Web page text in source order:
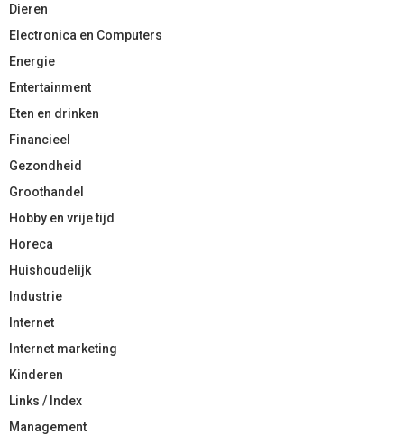
Dieren
Electronica en Computers
Energie
Entertainment
Eten en drinken
Financieel
Gezondheid
Groothandel
Hobby en vrije tijd
Horeca
Huishoudelijk
Industrie
Internet
Internet marketing
Kinderen
Links / Index
Management